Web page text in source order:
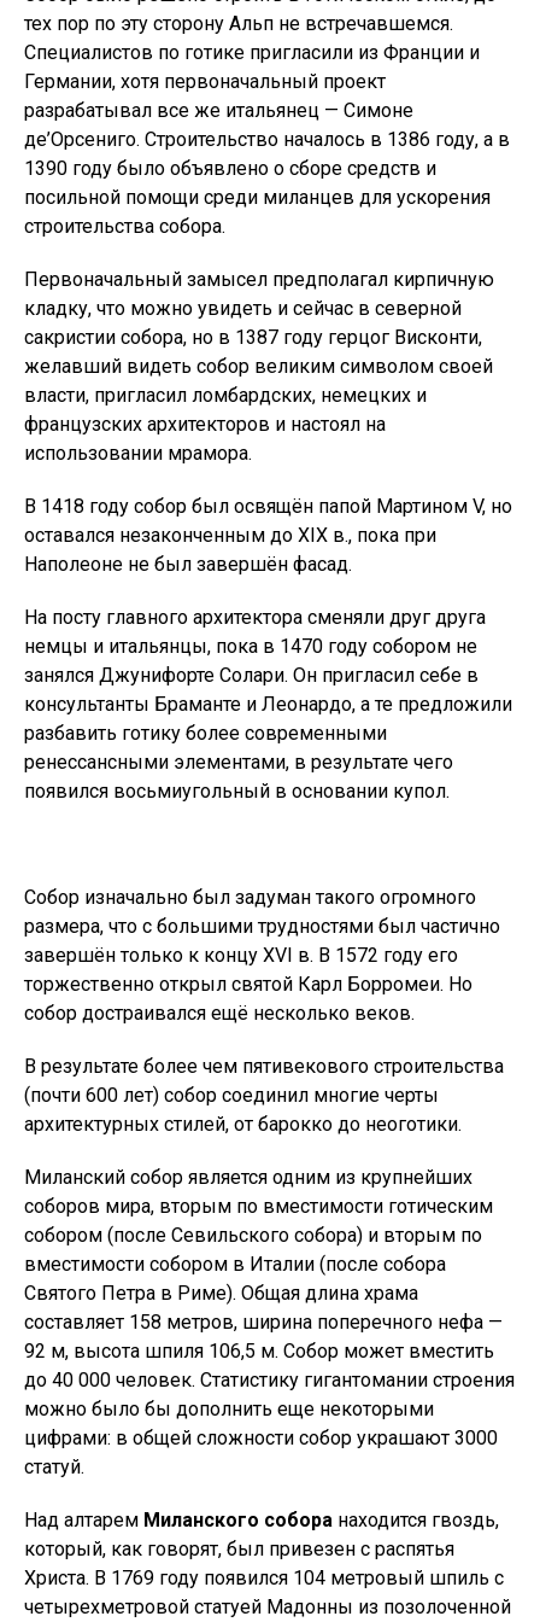
тех пор по эту сторону Альп не встречавшемся.
Специалистов по готике пригласили из Франции и
Германии, хотя первоначальный проект
разрабатывал все же итальянец — Симоне
де’Орсениго. Строительство началось в 1386 году, а в
1390 году было объявлено о сборе средств и
посильной помощи среди миланцев для ускорения
строительства собора.
Первоначальный замысел предполагал кирпичную
кладку, что можно увидеть и сейчас в северной
сакристии собора, но в 1387 году герцог Висконти,
желавший видеть собор великим символом своей
власти, пригласил ломбардских, немецких и
французских архитекторов и настоял на
использовании мрамора.
В 1418 году собор был освящён папой Мартином V, но
оставался незаконченным до XIX в., пока при
Наполеоне не был завершён фасад.
На посту главного архитектора сменяли друг друга
немцы и итальянцы, пока в 1470 году собором не
занялся Джунифорте Солари. Он пригласил себе в
консультанты Браманте и Леонардо, а те предложили
разбавить готику более современными
ренессансными элементами, в результате чего
появился восьмиугольный в основании купол.
Собор изначально был задуман такого огромного
размера, что с большими трудностями был частично
завершён только к концу XVI в. В 1572 году его
торжественно открыл святой Карл Борромеи. Но
собор достраивался ещё несколько веков.
В результате более чем пятивекового строительства
(почти 600 лет) собор соединил многие черты
архитектурных стилей, от барокко до неоготики.
Миланский собор является одним из крупнейших
соборов мира, вторым по вместимости готическим
собором (после Севильского собора) и вторым по
вместимости собором в Италии (после собора
Святого Петра в Риме). Общая длина храма
составляет 158 метров, ширина поперечного нефа —
92 м, высота шпиля 106,5 м. Собор может вместить
до 40 000 человек. Статистику гигантомании строения
можно было бы дополнить еще некоторыми
цифрами: в общей сложности собор украшают 3000
статуй.
Над алтарем Миланского собора находится гвоздь,
который, как говорят, был привезен с распятья
Христа. В 1769 году появился 104 метровый шпиль с
четырехметровой статуей Мадонны из позолоченной